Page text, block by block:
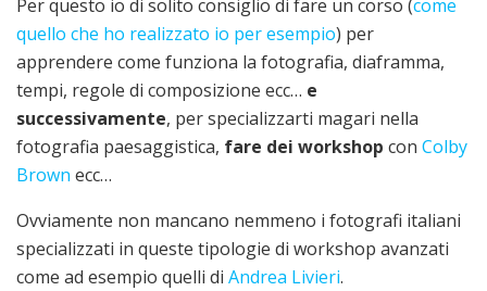
Per questo io di solito consiglio di fare un corso (come
quello che ho realizzato io per esempio) per
apprendere come funziona la fotografia, diaframma,
tempi, regole di composizione ecc… e
successivamente, per specializzarti magari nella
fotografia paesaggistica, fare dei workshop con Colby
Brown ecc…
Ovviamente non mancano nemmeno i fotografi italiani
specializzati in queste tipologie di workshop avanzati
come ad esempio quelli di Andrea Livieri.